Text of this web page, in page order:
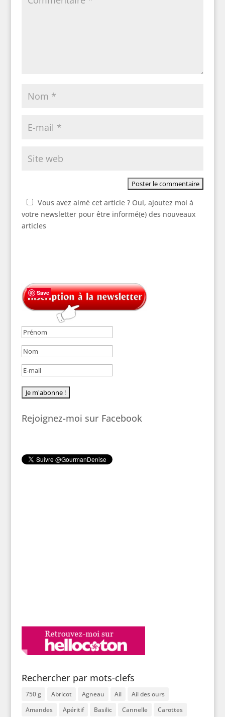
Vous avez aimé cet article ? Oui, ajoutez moi à
votre newsletter pour être informé(e) des nouveaux
articles
Rejoignez-moi sur Facebook
Rechercher par mots-clefs
750 g Abricot Agneau Ail
Ail des ours
Amandes
Apéritif Basilic Cannelle Carottes
Save